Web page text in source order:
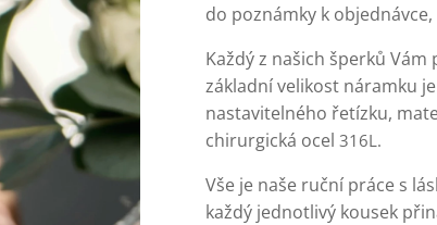
do poznámky k
Každý z našich šperků
základní velikost náramku
nastavitelného řetízku,
chirurgická ocel 316L.
Vše je naše ruční práce s
každý jednotlivý kousek